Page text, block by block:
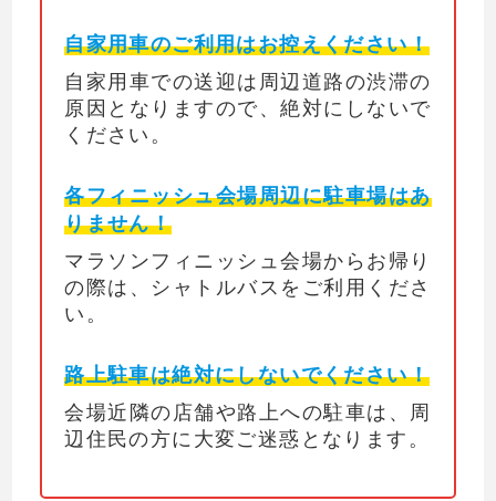
自家用車のご利用はお控えください！
自家用車での送迎は周辺道路の渋滞の
原因となりますので、絶対にしないで
ください。
各フィニッシュ会場周辺に駐車場はあ
りません！
マラソンフィニッシュ会場からお帰り
の際は、シャトルバスをご利用くださ
い。
路上駐車は絶対にしないでください！
会場近隣の店舗や路上への駐車は、周
辺住民の方に大変ご迷惑となります。